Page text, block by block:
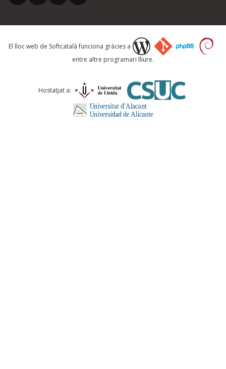
Què proposeu?
Comentari *
El lloc web de Softcatalà funciona gràcies a
entre altre programari lliure.
Hostatjat a: